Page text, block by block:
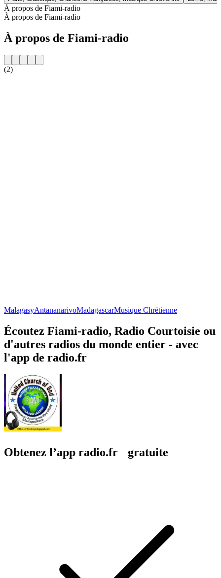
À propos de Fiami-radio
À propos de Fiami-radio
À propos de Fiami-radio
(2)
MalagasyAntananarivoMadagascarMusique Chrétienne
Écoutez Fiami-radio, Radio Courtoisie ou
d'autres radios du monde entier - avec
l'app de radio.fr
Obtenez l’app radio.fr gratuite